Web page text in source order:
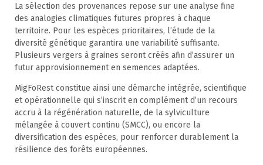
La sélection des provenances repose sur une analyse fine
des analogies climatiques futures propres à chaque
territoire. Pour les espèces prioritaires, l’étude de la
diversité génétique garantira une variabilité suffisante.
Plusieurs vergers à graines seront créés afin d’assurer un
futur approvisionnement en semences adaptées.
MigFoRest constitue ainsi une démarche intégrée, scientifique
et opérationnelle qui s’inscrit en complément d’un recours
accru à la régénération naturelle, de la sylviculture
mélangée à couvert continu (SMCC), ou encore la
diversification des espèces, pour renforcer durablement la
résilience des forêts européennes.